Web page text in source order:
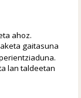
ahoz.
gaitasuna
lan taldeetan